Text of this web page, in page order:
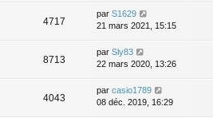
4717
par S1629
21 mars 2021, 15:15
8713
par Sly83
22 mars 2020, 13:26
4043
par casio1789
08 déc. 2019, 16:29